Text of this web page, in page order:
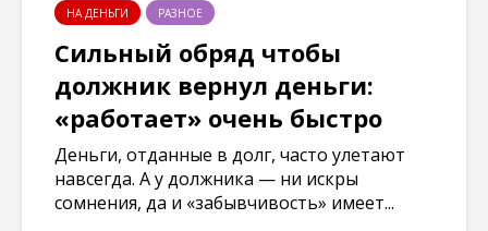
НА ДЕНЬГИ РАЗНОЕ
Сильный обряд чтобы
должник вернул деньги:
«работает» очень быстро
Деньги, отданные в долг, часто улетают
навсегда. А у должника — ни искры
сомнения, да и «забывчивость» имеет...